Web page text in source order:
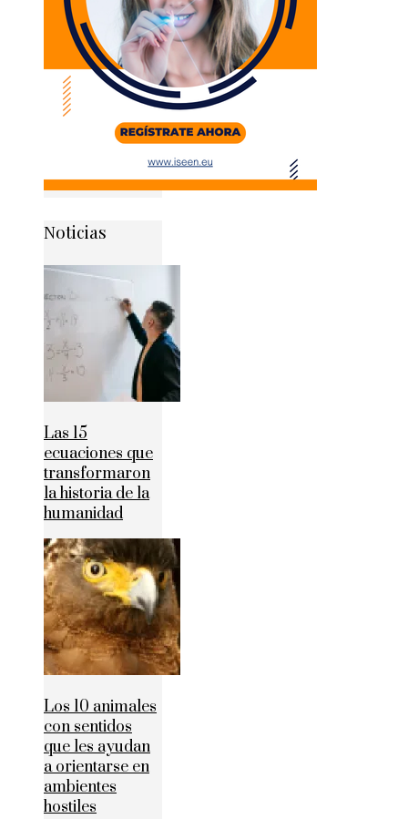
Noticias
Las 15
ecuaciones que
transformaron
la historia de la
humanidad
Los 10 animales
con sentidos
que les ayudan
a orientarse en
ambientes
hostiles